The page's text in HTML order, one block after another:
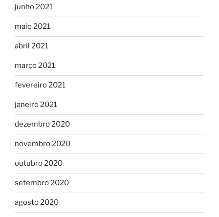
junho 2021
maio 2021
abril 2021
março 2021
fevereiro 2021
janeiro 2021
dezembro 2020
novembro 2020
outubro 2020
setembro 2020
agosto 2020